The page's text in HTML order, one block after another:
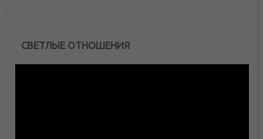
СВЕТЛЫЕ ОТНОШЕНИЯ